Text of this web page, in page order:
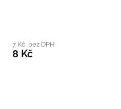
7 Kč bez DPH
8 Kč